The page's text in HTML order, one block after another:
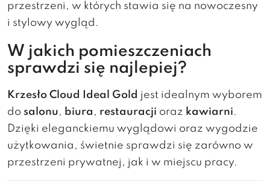
przestrzeni, w których stawia się na nowoczesny
i stylowy wygląd.
W jakich pomieszczeniach
sprawdzi się najlepiej?
Krzesło Cloud Ideal Gold jest idealnym wyborem
do salonu, biura , restauracji oraz kawiarni.
Dzięki eleganckiemu wyglądowi oraz wygodzie
użytkowania, świetnie sprawdzi się zarówno w
przestrzeni prywatnej, jak i w miejscu pracy.